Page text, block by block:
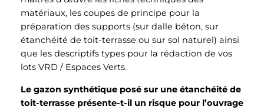
matériaux, les coupes de principe pour la
préparation des supports (sur dalle béton, sur
étanchéité de toit-terrasse ou sur sol naturel) ainsi
que les descriptifs types pour la rédaction de vos
lots VRD / Espaces Verts.
Le gazon synthétique posé sur une étanchéité de
toit-terrasse présente-t-il un risque pour l’ouvrage